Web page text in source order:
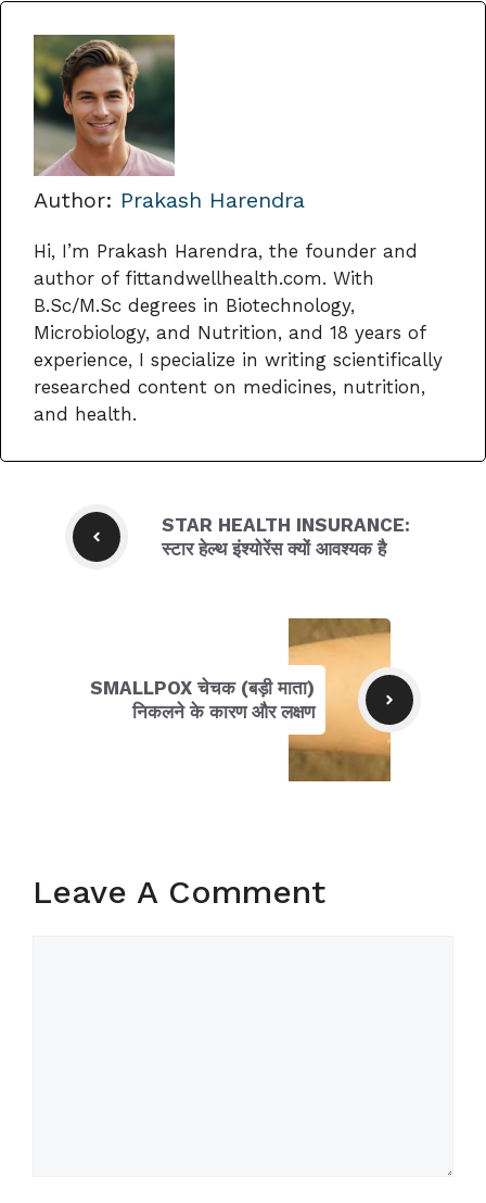
Author: Prakash Harendra
Hi, I’m Prakash Harendra, the founder and
author of fittandwellhealth.com. With
B.Sc/M.Sc degrees in Biotechnology,
Microbiology, and Nutrition, and 18 years of
experience, I specialize in writing scientifically
researched content on medicines, nutrition,
and health.
STAR HEALTH INSURANCE:
स्टार हेल्थ इंश्योरेंस क्यों आवश्यक है
SMALLPOX चेचक (बड़ी माता)
निकलने के कारण और लक्षण
Leave A Comment